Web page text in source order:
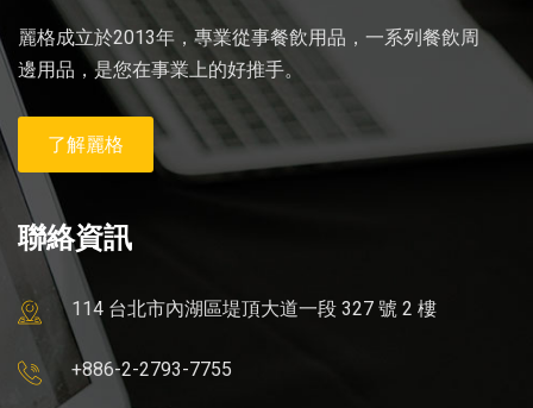
麗格成立於2013年，專業從事餐飲用品，一系列餐飲周
邊用品，是您在事業上的好推手。
了解麗格
聯絡資訊
114 台北市內湖區堤頂大道一段 327 號 2 樓
+886-2-2793-7755